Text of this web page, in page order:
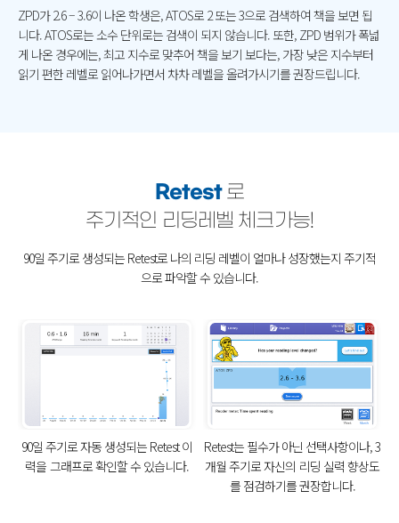
ZPD가 2.6 – 3.6이 나온 학생은, ATOS로 2 또는 3으로 검색하여 책을 보면 됩
니다.ATOS로는 소수 단위로는 검색이 되지 않습니다. 또한, ZPD 범위가 폭넓
게 나온 경우에는, 최고 지수로 맞추어 책을 보기 보다는, 가장 낮은 지수부터
읽기 편한 레벨로 읽어나가면서 차차 레벨을 올려가시기를 권장드립니다.
Retest로
주기적인 리딩레벨 체크가능!
90일 주기로 생성되는 Retest로 나의 리딩 레벨이 얼마나 성장했는지 주기적
으로 파악할 수 있습니다.
90일 주기로 자동 생성되는 Retest 이
력을 그래프로 확인할 수 있습니다.
Retest는 필수가 아닌 선택사항이나, 3
개월 주기로 자신의 리딩 실력 향상도
를 점검하기를 권장합니다.